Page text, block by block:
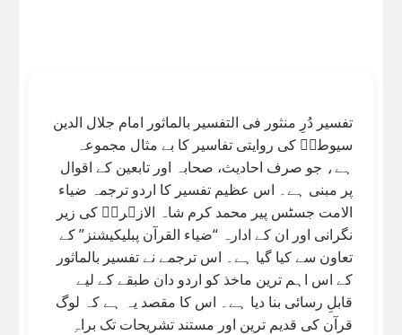
تفسیر دُرِ منثور فی التفسیر بالماثور امام جلال الدین
سیوطیؒ کی روایتی تفاسیر کا بے مثال مجموعہ
ہے، جو صرف احادیث، صحابہ اور تابعین کے اقوال
پر مبنی ہے۔ اس عظیم تفسیر کا اردو ترجمہ ضیاء
الامت جسٹس پیر محمد کرم شاہ الازہریؒ کی زیر
نگرانی اور ان کے ادارہ “ضیاء القرآن پبلیکیشنز” کے
تعاون سے کیا گیا ہے۔ اس ترجمے نے تفسیر بالماثور
کے اس اہم ترین ماخذ کو اردو دان طبقے کے لیے
قابلِ رسائی بنا دیا ہے۔ اس کا مقصد یہ ہے کہ لوگ
قرآن کی قدیم ترین اور مستند تشریحات تک براہِ